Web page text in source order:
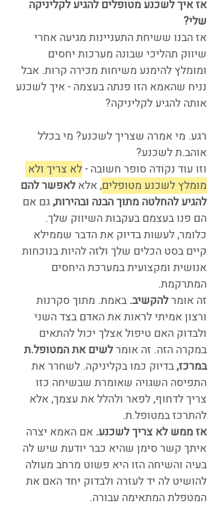
אז איך לשכנע מטופלים להגיע לקליניקה
שלי?
אז הבנו ששיחת התעניינות מגיעה אחרי
שיווק תהליכי שבונה מערכות יחסים
ומומלץ להימנע משיחות מכירה קרות. אבל
נניח שהאמא הזו פנתה בעצמה - איך לשכנע
אותה להגיע לקליניקה?
רגע. מי אמרה שצריך לשכנע? מי בכלל
אוהב.ת לשכנע?
וזו עוד נקודה סופר חשובה - לא צריך ולא
מומלץ לשכנע מטופלים, אלא לאפשר להם
להגיע להחלטה מתוך הבנה ובהירות, גם אם
הם פנו בעצמם בעקבות השיווק שלך.
כלומר, לעשות בדיוק את הדבר שממילא
קיים בסט הכלים שלך ולזה להיות בנוכחות
אנושית ומקצועית במערכת היחסים
המתרקמת.
זה אומר להקשיב. באמת. מתוך סקרנות
ורצון אמיתי לראות את האדם בצד השני
ולבדוק האם טיפול אצלך יכול להתאים
במקרה הזה. זה אומר לשים את המטופל.ת
במרכז, בדיוק כמו בקליניקה. לשחרר את
התפיסה השגויה שאומרת שבשיחה כזו
צריך לדחוף, לפאר ולהלל את עצמך, אלא
להתרכז במטופל.ת.
אז ממש לא צריך לשכנע. אם האמא יצרה
איתך קשר סימן שהיא כבר יודעת שיש לה
בעיה והשיחה הזו היא פשוט מרחב מעולה
להושיט לה יד לעזרה ולבדוק יחד האם את
המטפלת המתאימה עבורה.